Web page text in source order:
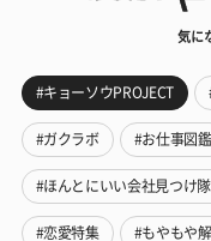
気に
#キョーソウPROJECT
#ガクラボ #お仕事図鑑
#ほんとにいい会社見つけ隊
#恋愛特集 #もやもや